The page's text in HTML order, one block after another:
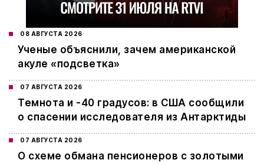
08 АВГУСТА 2026
Ученые объяснили, зачем американской
акуле «подсветка»
07 АВГУСТА 2026
Темнота и -40 градусов: в США сообщили
о спасении исследователя из Антарктиды
07 АВГУСТА 2026
О схеме обмана пенсионеров с золотыми